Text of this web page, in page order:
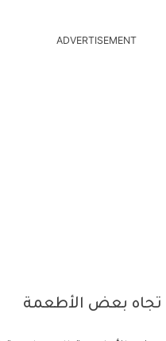
ADVERTISEMENT